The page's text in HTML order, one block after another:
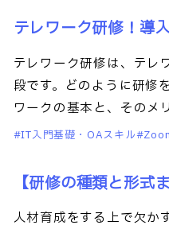
テレワーク研修！導
テレワーク研修は、テレ
段です。どのように研修
ワークの基本と、そのメ
ョIT入門基礎・OAスキル
【研修の種類と形式
人材育成をする上で欠か